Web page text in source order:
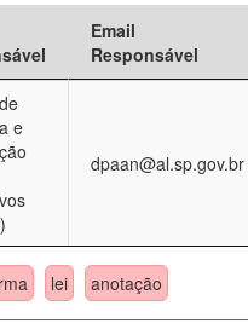
Email
Responsável
e
dpaan@al.sp.gov.br
lei anotação